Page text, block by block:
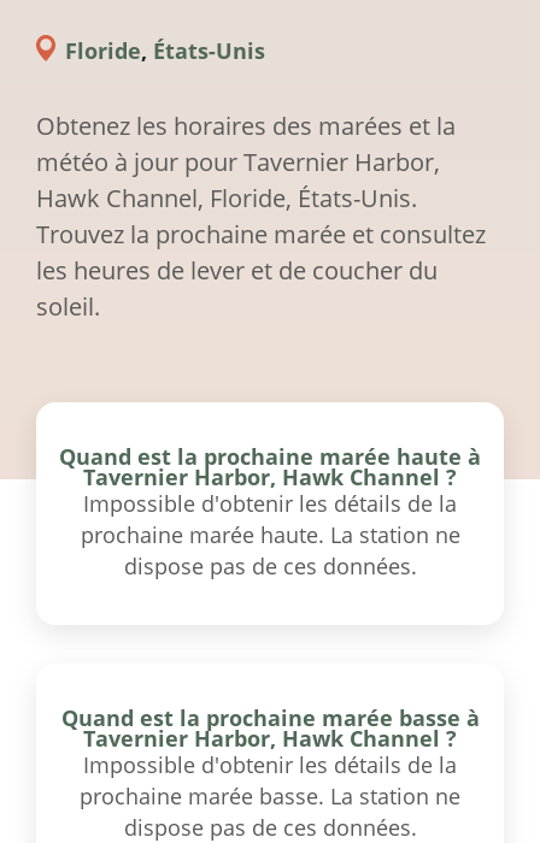
Floride, États-Unis
Obtenez les horaires des marées et la
météo à jour pour Tavernier Harbor,
Hawk Channel, Floride, États-Unis.
Trouvez la prochaine marée et consultez
les heures de lever et de coucher du
soleil.
Quand est la prochaine marée haute à
Tavernier Harbor, Hawk Channel ?
Impossible d'obtenir les détails de la
prochaine marée haute. La station ne
dispose pas de ces données.
Quand est la prochaine marée basse à
Tavernier Harbor, Hawk Channel ?
Impossible d'obtenir les détails de la
prochaine marée basse. La station ne
dispose pas de ces données.